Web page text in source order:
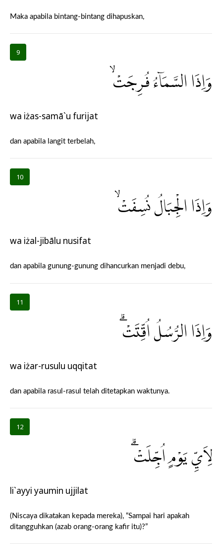
Maka apabila bintang-bintang dihapuskan,
9
وَاِذَا السَّمَاۤءُ فُرِجَتْۙ
wa iżas-samā`u furijat
dan apabila langit terbelah,
10
وَاِذَا الْجِبَالُ نُسِفَتْۙ
wa iżal-jibālu nusifat
dan apabila gunung-gunung dihancurkan menjadi debu,
11
وَاِذَا الرُّسُلُ اُقِّتَتْۗ
wa iżar-rusulu uqqitat
dan apabila rasul-rasul telah ditetapkan waktunya.
12
لِاَيِّ يَوْمٍ اُجِّلَتْۗ
li`ayyi yaumin ujjilat
(Niscaya dikatakan kepada mereka), “Sampai hari apakah
ditangguhkan (azab orang-orang kafir itu)?”